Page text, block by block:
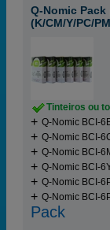
Q-Nomic
(K/CM/Y/PC/
Tinteiros ou
Q-Nomic BCI-
Q-Nomic BCI-
Q-Nomic BCI-
Q-Nomic BCI-
Q-Nomic BCI-
Q-Nomic BCI-
Pack